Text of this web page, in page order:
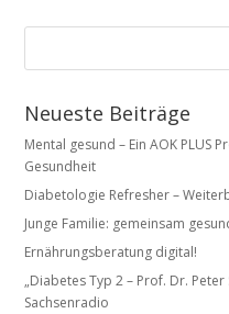
Neueste Beiträge
Mental gesund – Ein AOK PLUS
Gesundheit
Diabetologie Refresher –
Junge Familie: gemeinsam
Ernährungsberatung digital!
„Diabetes Typ 2 – Prof. Dr.
Sachsenradio